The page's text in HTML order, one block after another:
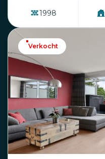
1998
Verkocht